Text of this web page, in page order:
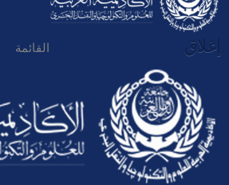
إغلاق القائمة